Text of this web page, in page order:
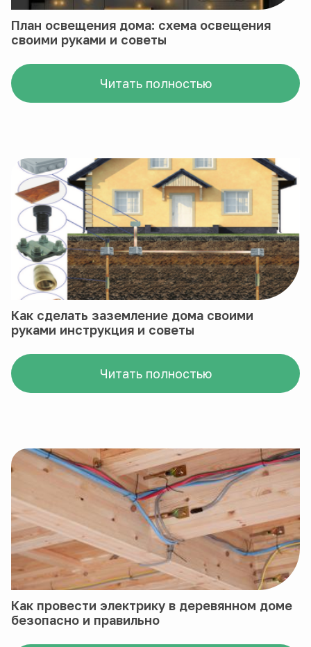
План освещения дома: схема освещения
своими руками и советы
Читать полностью
Как сделать заземление дома своими
руками инструкция и советы
Читать полностью
Как провести электрику в деревянном доме
безопасно и правильно